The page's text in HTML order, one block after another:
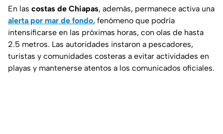
En las costas de Chiapas, además, permanece activa una
alerta por mar de fondo, fenómeno que podría
intensificarse en las próximas horas, con olas de hasta
2.5 metros. Las autoridades instaron a pescadores,
turistas y comunidades costeras a evitar actividades en
playas y mantenerse atentos a los comunicados oficiales.